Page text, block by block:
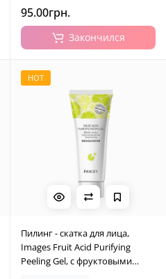
95.00грн.
Закончился
HOT
Пилинг - скатка для лица,
Images Fruit Acid Purifying
Peeling Gel, с фруктовыми